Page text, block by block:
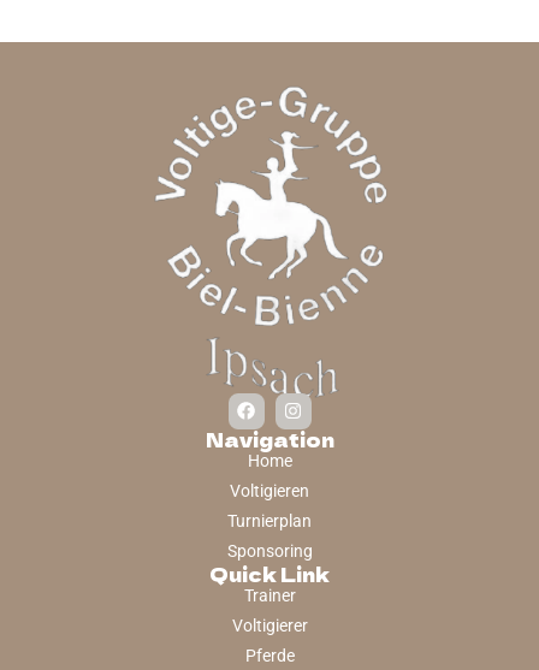
Navigation
Home
Voltigieren
Turnierplan
Sponsoring
Quick Link
Trainer
Voltigierer
Pferde